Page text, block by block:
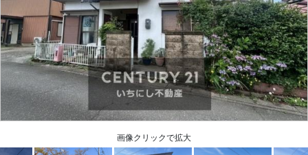
画像クリックで拡大